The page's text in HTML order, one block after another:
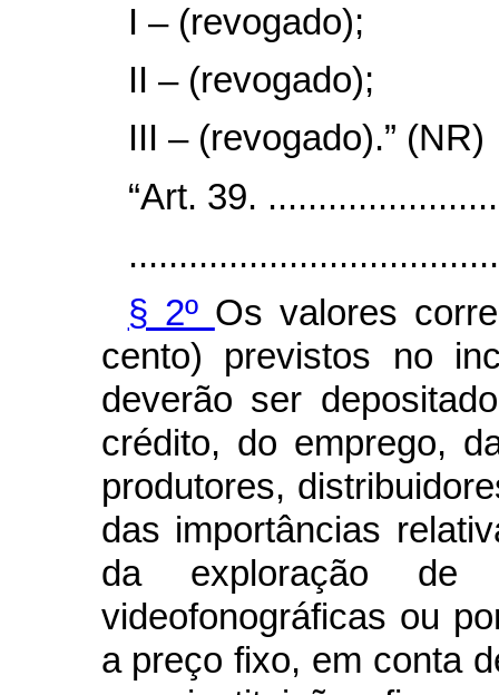
I – (revogado);
II – (revogado);
III – (revogado).” (NR)
“Art. 39.
§ 2º Os valores
cento) previstos no
deverão ser
crédito, do emprego,
produtores,
das importâncias
da exploração de
videofonográficas ou
a preço fixo, em conta